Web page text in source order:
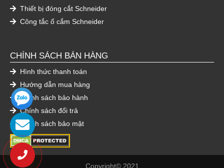
Thiết bị đóng cắt Schneider
Công tắc ổ cắm Schneider
CHÍNH SÁCH BÁN HÀNG
Hình thức thanh toán
Hướng dẫn mua hàng
Chính sách bảo hành
Chính sách đổi trả
Chính sách bảo mật
Copyright© 2021